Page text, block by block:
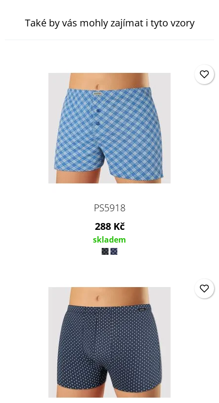
Také by vás mohly zajímat i tyto vzory
PS5918
288 Kč
skladem